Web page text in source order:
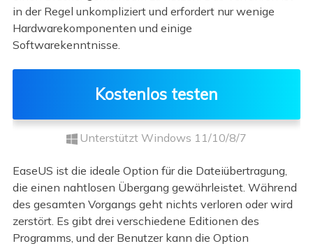
in der Regel unkompliziert und erfordert nur wenige
Hardwarekomponenten und einige
Softwarekenntnisse.
Kostenlos testen
Unterstützt Windows 11/10/8/7
EaseUS ist die ideale Option für die Dateiübertragung,
die einen nahtlosen Übergang gewährleistet. Während
des gesamten Vorgangs geht nichts verloren oder wird
zerstört. Es gibt drei verschiedene Editionen des
Programms, und der Benutzer kann die Option